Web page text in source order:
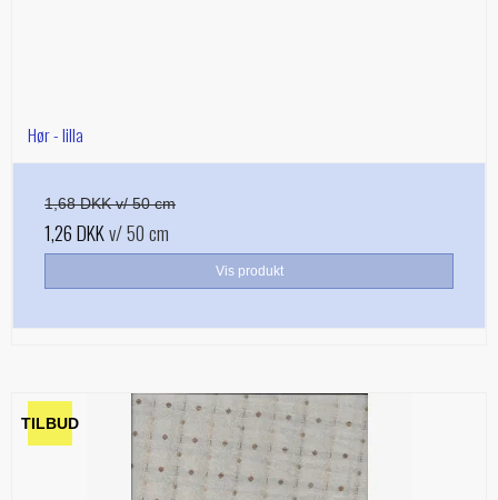
Hør - lilla
1,68 DKK v/ 50 cm
1,26 DKKv/ 50 cm
Vis produkt
TILBUD